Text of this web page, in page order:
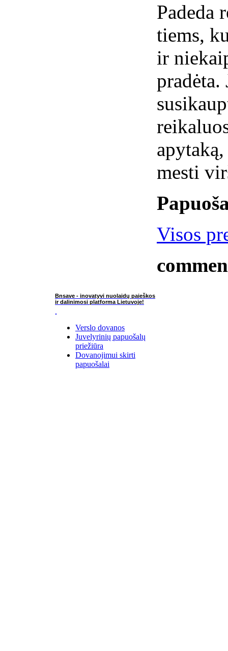
Padeda
tiems,
ir
pradėta.
mesti
Visos
Bnsave - inovatyvi nuolaidų paieškos
ir dalinimosi platforma Lietuvoje!
Verslo dovanos
Juvelyrinių papuošalų
priežiūra
Dovanojimui skirti
papuošalai